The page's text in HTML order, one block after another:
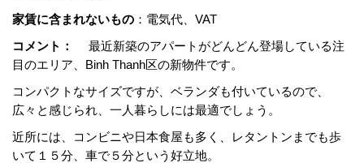
家賃に含まれないもの ：電気代、VAT
コメント：
最近新築のアパートがどんどん登場している注
目のエリア、Binh Thanh区の新物件です。
コンパクトなサイズですが、ベランダも付いているので、
広々と感じられ、一人暮らしには最適でしょう。
近所には、コンビニや日本食屋も多く、レタントンまでも歩
いて１５分、車で５分という好立地。